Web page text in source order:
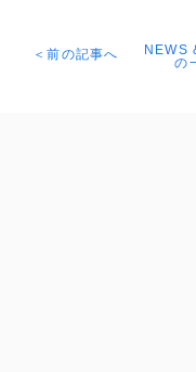
＜前の記事へ
NEWS
の